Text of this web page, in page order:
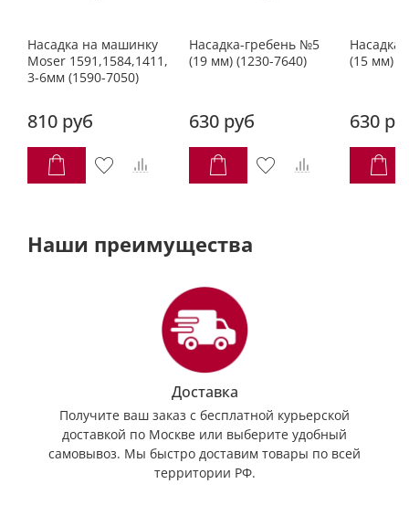
Насадка на машинку
Moser 1591,1584,1411,
3-6мм (1590-7050)
810 руб
Насадка-гребень №5
(19 мм) (1230-7640)
630 руб
(15 мм)
630
Наши преимущества
Доставка
Получите ваш заказ с бесплатной курьерской
доставкой по Москве или выберите удобный
самовывоз. Мы быстро доставим товары по всей
территории РФ.